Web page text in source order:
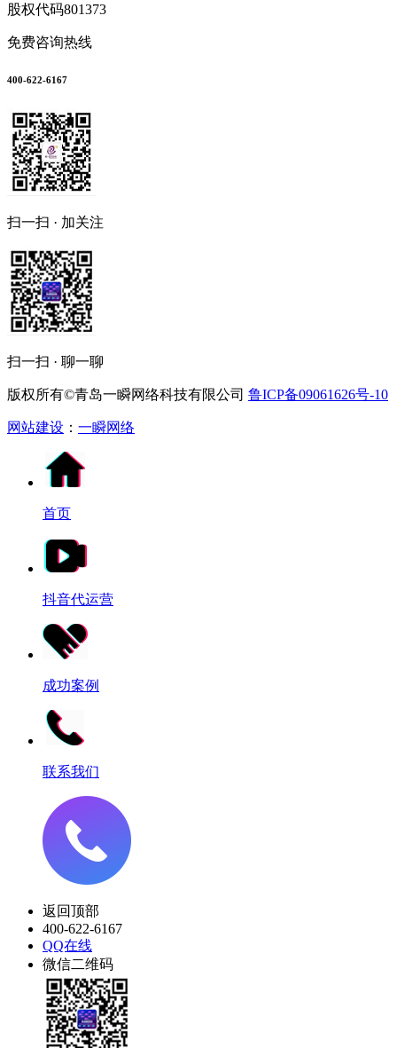
股权代码801373
免费咨询热线
400-622-6167
扫一扫 · 加关注
扫一扫 · 聊一聊
版权所有©青岛一瞬网络科技有限公司 鲁ICP备09061626号-10
网站建设 ： 一瞬网络
首页
抖音代运营
成功案例
联系我们
返回顶部
400-622-6167
QQ在线
微信二维码